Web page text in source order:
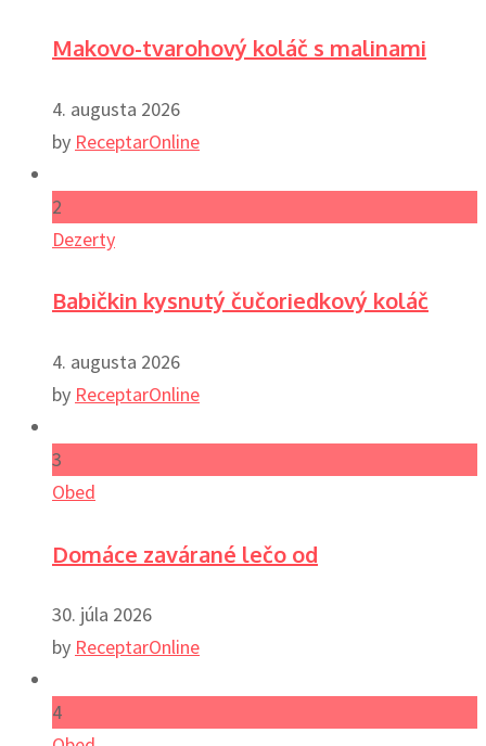
Makovo-tvarohový koláč s malinami
4. augusta 2026
by ReceptarOnline
2
Dezerty
Babičkin kysnutý čučoriedkový koláč
4. augusta 2026
by ReceptarOnline
3
Obed
Domáce zavárané lečo od
30. júla 2026
by ReceptarOnline
4